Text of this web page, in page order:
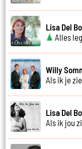
Lisa Del Bo
Alles
Willy
Als ik je zie
Lisa Del Bo
Als ik jou